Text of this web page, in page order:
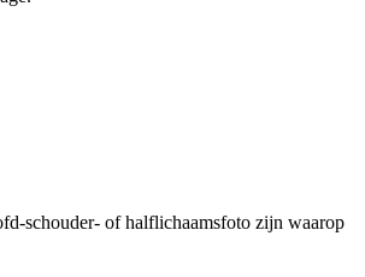
schouder- of halflichaamsfoto zijn waarop